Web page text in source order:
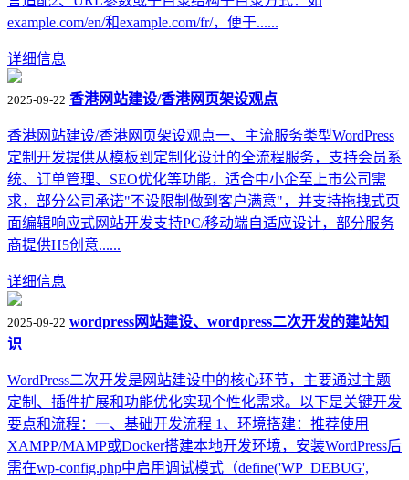
example.com/en/和example.com/fr/，便于......
详细信息
2025-09-22 香港网站建设/香港网页架设观点
香港网站建设/香港网页架设观点一、主流服务类型‌WordPress
定制开发‌提供从模板到定制化设计的全流程服务，支持会员系
统、订单管理、SEO优化等功能，适合中小企至上市公司需
求‌，部分公司承诺"不设限制做到客户满意"，并支持拖拽式页
面编辑‌‌响应式网站开发‌支持PC/移动端自适应设计，部分服务
商提供H5创意......
详细信息
2025-09-22 wordpress网站建设、wordpress二次开发的建站知
识
WordPress二次开发是网站建设中的核心环节，主要通过主题
定制、插件扩展和功能优化实现个性化需求。以下是关键开发
要点和流程：一、基础开发流程‌ 1、环境搭建‌：推荐使用
XAMPP/MAMP或Docker搭建本地开发环境，安装WordPress后
需在wp-config.php中启用调试模式（define('WP_DEBUG',